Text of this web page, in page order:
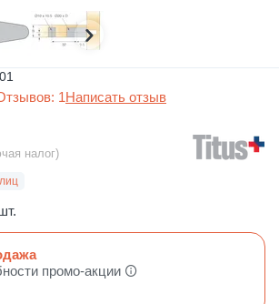
1Написать отзыв
налог)
промо-акции